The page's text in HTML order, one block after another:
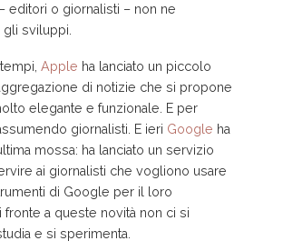
editori o giornalisti – non ne
sviluppi.
Apple ha lanciato un piccolo
di notizie che si propone
elegante e funzionale. E per
giornalisti. E ieri Google ha
mossa: ha lanciato un servizio
ai giornalisti che vogliono usare
di Google per il loro
fronte a queste novità non ci si
e si sperimenta.